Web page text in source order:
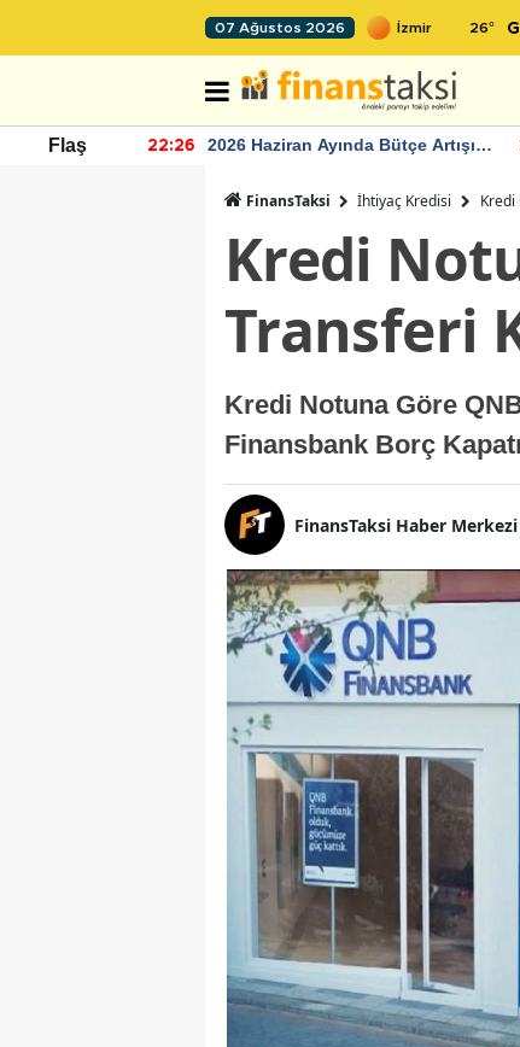
07 Ağustos 2026 26°
Flaş 22:26
2026 Haziran Ayında Bütçe Artışı
FinansTaksi İhtiyaç Kredisi Kredi
Kredi
Transferi
Kredi Notuna Göre
Finansbank Borç
FinansTaksi Haber Merkezi